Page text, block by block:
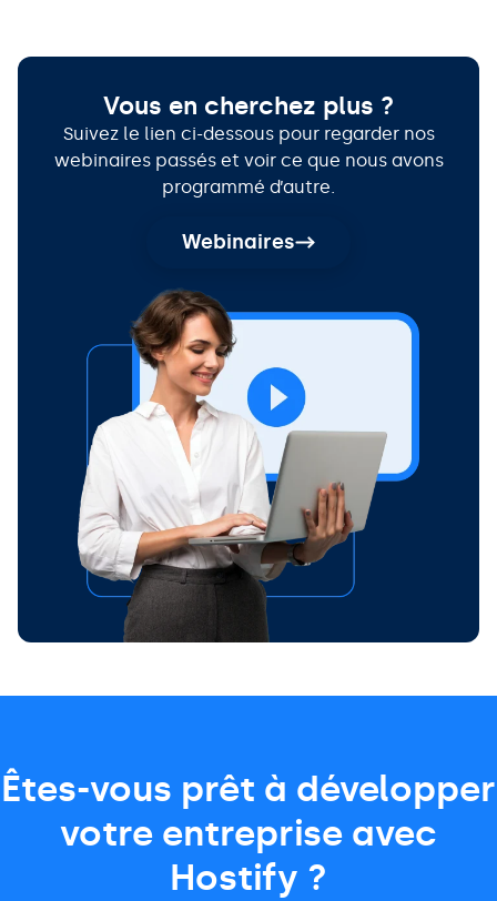
Vous en cherchez plus ?
Suivez le lien ci-dessous pour regarder nos
webinaires passés et voir ce que nous avons
programmé d’autre.
Webinaires
Êtes-vous prêt à développer
votre entreprise avec
Hostify ?